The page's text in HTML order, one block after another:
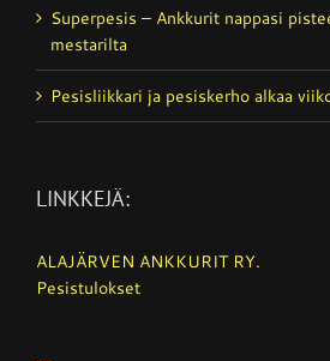
Superpesis – Ankkurit nappasi
mestarilta
Pesisliikkari ja pesiskerho alkaa
LINKKEJÄ:
ALAJÄRVEN ANKKURIT RY.
Pesistulokset